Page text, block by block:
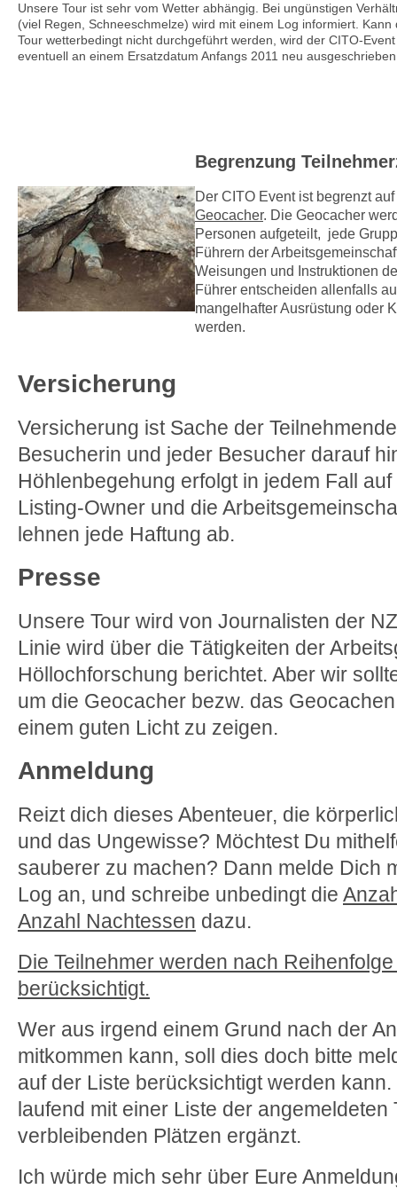
Unsere Tour ist sehr vom Wetter abhängig. Bei ungünstigen
(viel Regen, Schneeschmelze) wird mit einem Log informiert. Kann
Tour wetterbedingt nicht durchgeführt werden, wird der CITO-Event
eventuell an einem Ersatzdatum Anfangs 2011 neu
Begrenzung
Der CITO Event ist begrenzt auf
Geocacher. Die Geocacher
Personen aufgeteilt, jede
Führern der
Weisungen und Instruktionen
Führer entscheiden allenfalls
mangelhafter Ausrüstung oder
werden.
Versicherung
Versicherung ist Sache der
Besucherin und jeder Besucher darauf
Höhlenbegehung erfolgt in jedem Fall
Listing-Owner und die
lehnen jede Haftung ab.
Presse
Unsere Tour wird von Journalisten der
Linie wird über die Tätigkeiten der
Höllochforschung berichtet. Aber wir
um die Geocacher bezw. das
einem guten Licht zu zeigen.
Anmeldung
Reizt dich dieses Abenteuer, die
und das Ungewisse? Möchtest Du
sauberer zu machen? Dann melde Dich
Log an, und schreibe unbedingt die
Anzahl Nachtessen dazu.
Die Teilnehmer werden nach
berücksichtigt.
Wer aus irgend einem Grund nach der
mitkommen kann, soll dies doch bitte
auf der Liste berücksichtigt werden
laufend mit einer Liste der angemeldeten
verbleibenden Plätzen ergänzt.
Ich würde mich sehr über Eure